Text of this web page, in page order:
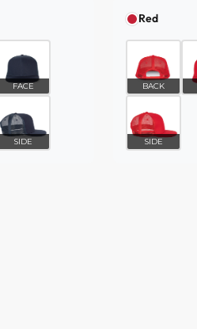
FACE
SIDE
Red
BACK
SIDE